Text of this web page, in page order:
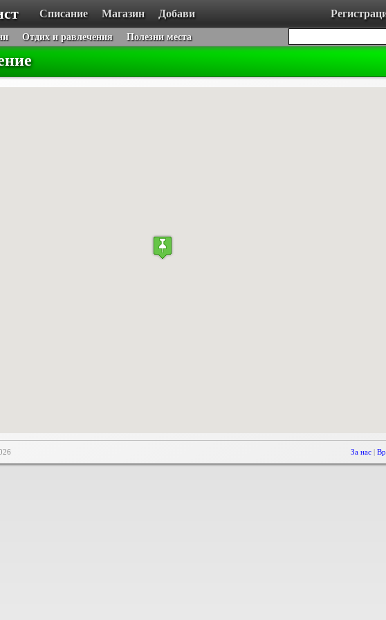
Списание Магазин Добави
Отдих и равлечения Полезни места
За нас |